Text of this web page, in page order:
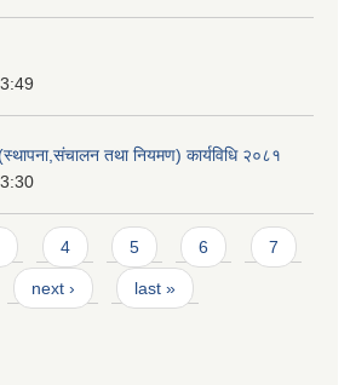
तथा नियमण) कार्यविधि २०८१
4 5 6 7
next › last »